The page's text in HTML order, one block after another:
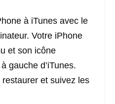
à iTunes avec le
Votre iPhone
et son icône
gauche d’iTunes.
restaurer et suivez les